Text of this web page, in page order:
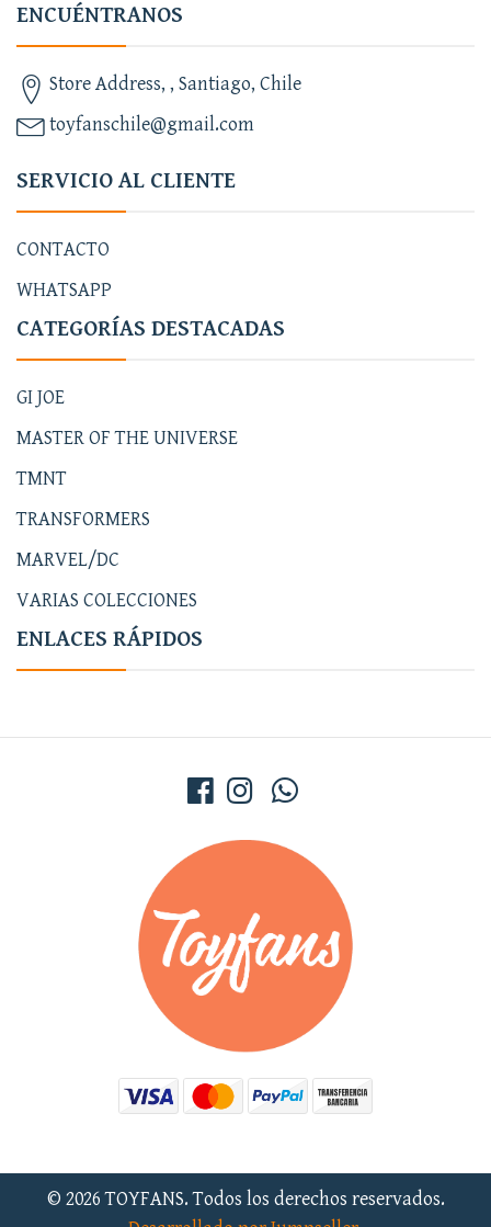
ENCUÉNTRANOS
Store Address, , Santiago, Chile
toyfanschile@gmail.com
SERVICIO AL CLIENTE
CONTACTO
WHATSAPP
CATEGORÍAS DESTACADAS
GI JOE
MASTER OF THE UNIVERSE
TMNT
TRANSFORMERS
MARVEL/DC
VARIAS COLECCIONES
ENLACES RÁPIDOS
© 2026 TOYFANS. Todos los derechos reservados.